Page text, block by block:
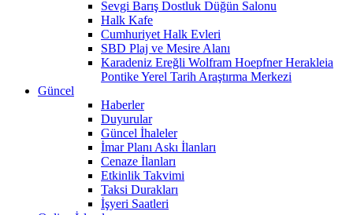
Sevgi Barış Dostluk Düğün Salonu
Halk Kafe
Cumhuriyet Halk Evleri
SBD Plaj ve Mesire Alanı
Karadeniz Ereğli Wolfram Hoepfner Herakleia
Pontike Yerel Tarih Araştırma Merkezi
Güncel
Haberler
Duyurular
Güncel İhaleler
İmar Planı Askı İlanları
Cenaze İlanları
Etkinlik Takvimi
Taksi Durakları
İşyeri Saatleri